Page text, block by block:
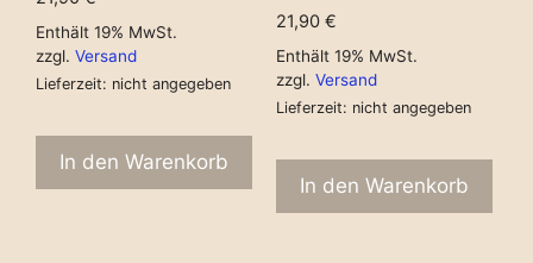
Enthält 19% MwSt.
zzgl. Versand
Lieferzeit: nicht angegeben
In den Warenkorb
21,90 €
Enthält 19% MwSt.
zzgl. Versand
Lieferzeit: nicht angegeben
In den Warenkorb